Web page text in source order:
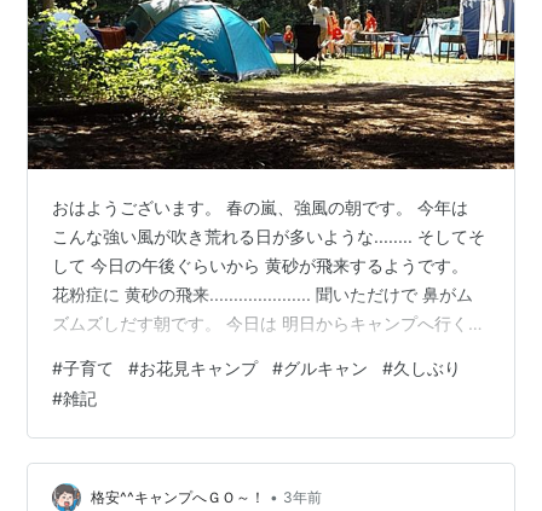
おはようございます。 春の嵐、強風の朝です。 今年は
こんな強い風が吹き荒れる日が多いような........ そしてそ
して 今日の午後ぐらいから 黄砂が飛来するようです。
花粉症に 黄砂の飛来..................... 聞いただけで 鼻がム
ズムズしだす朝です。 今日は 明日からキャンプへ行くぞ
プ、 久しぶりにパパ友さん家族と グルキャン・合宿キャ
ンプへ 行ってきます。 botibotitousan.hatenablog.com
botibotitousan.hatenablog.com キャンプ地は ぼちぼち
家の定宿になって…
#子育て #お花見キャンプ #グルキャン #久しぶり
#雑記
格安^^キャンプへＧＯ～！ • 3年前